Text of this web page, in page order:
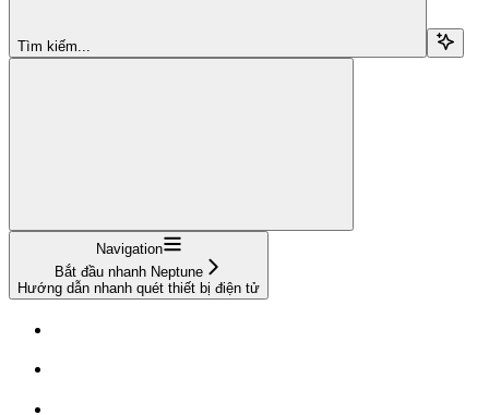
Tìm kiếm...
Navigation
Bắt đầu nhanh Neptune
Hướng dẫn nhanh quét thiết bị điện tử